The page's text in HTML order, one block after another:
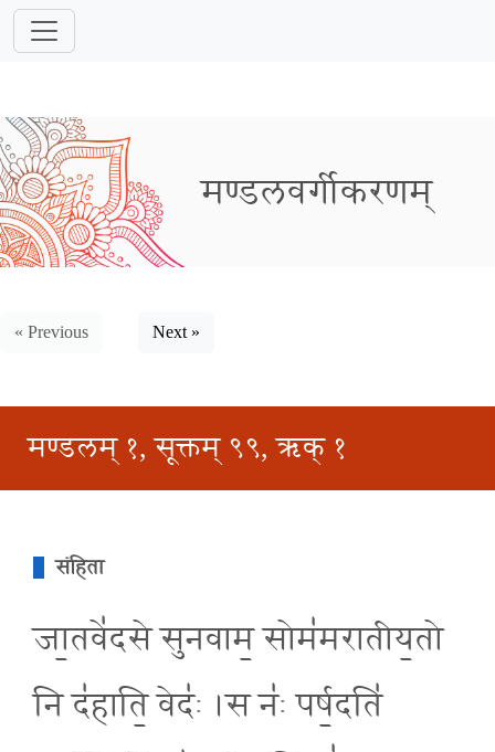
मण्डलवर्गीकरणम्
« Previous Next »
मण्डलम् १, सूक्तम् ९९, ऋक् १
संहिता
जा॒तवे॑दसे सुनवाम॒ सोम॑मरातीय॒तो
नि द॑हाति॒ वेदः॑ ।स नः॑ पर्ष॒दति॑